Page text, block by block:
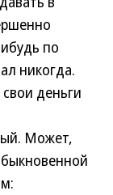
по
никогда.
деньги
Может,